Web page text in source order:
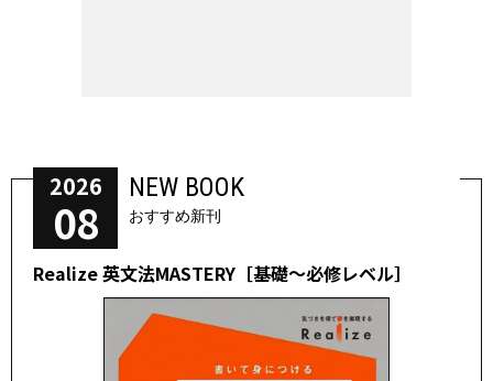
2026
08
NEW BOOK
おすすめ新刊
Realize 英文法MASTERY［基礎～必修レベル］